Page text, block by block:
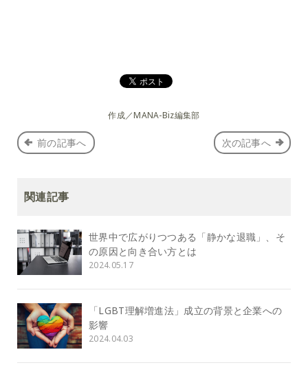
作成／MANA-Biz編集部
前の記事へ 次の記事へ
関連記事
世界中で広がりつつある「静かな退職」、そ
の原因と向き合い方とは
2024.05.17
「LGBT理解増進法」成立の背景と企業への
影響
2024.04.03